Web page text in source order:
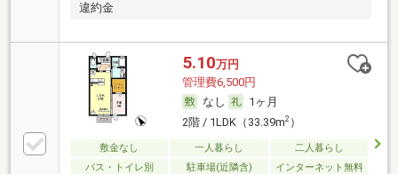
違約金
5.10万円
管理費6,500円
なし
1ヶ月
2階 / 1LDK（33.39m2）
敷金なし 一人暮らし
二人暮らし
バス・トイレ別
駐車場(近隣含) インターネット無料